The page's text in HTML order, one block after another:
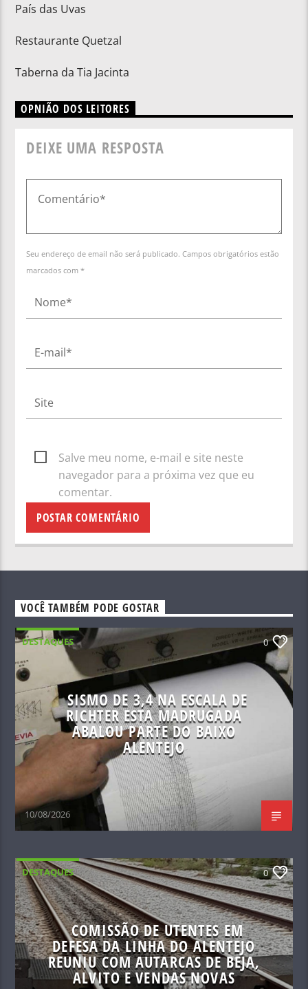
País das Uvas
Restaurante Quetzal
Taberna da Tia Jacinta
OPNIÃO DOS LEITORES
DEIXE UMA RESPOSTA
Seu endereço de email não será publicado. Campos obrigatórios estão
marcados com *
Salve meu nome, e-mail e site neste
navegador para a próxima vez que eu
comentar.
VOCÊ TAMBÉM PODE GOSTAR
DESTAQUES 0
SISMO DE 3,4 NA ESCALA DE
RICHTER ESTA MADRUGADA
ABALOU PARTE DO BAIXO
ALENTEJO
10/08/2026
DESTAQUES 0
COMISSÃO DE UTENTES EM
DEFESA DA LINHA DO ALENTEJO
REUNIU COM AUTARCAS DE BEJA,
ALVITO E VENDAS NOVAS